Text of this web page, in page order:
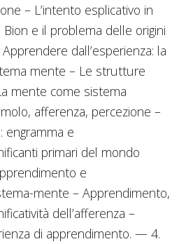
– L’intento esplicativo in
Bion e il problema delle origini
dall’esperienza: la
mente – Le strutture
mente come sistema
afferenza, percezione –
engramma e
primari del mondo
e
mente – Apprendimento,
dell’afferenza –
di apprendimento. — 4.